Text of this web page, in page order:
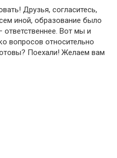
Друзья, согласитесь,
иной, образование было
ответственнее. Вот мы и
вопросов относительно
Поехали! Желаем вам